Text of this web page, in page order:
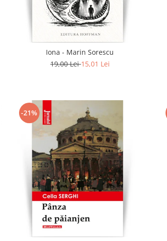
Iona - Marin Sorescu
19,00 Lei15,01 Lei
-21%